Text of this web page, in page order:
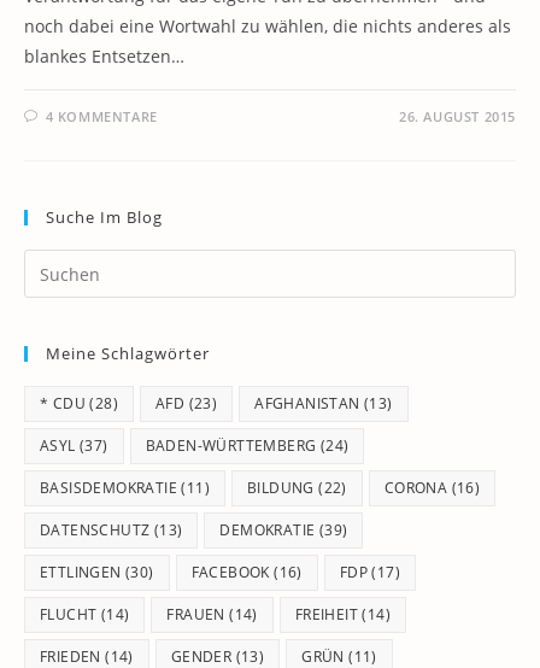
noch dabei eine Wortwahl zu wählen, die nichts anderes als
blankes Entsetzen…
4 KOMMENTARE 26. AUGUST 2015
Suche Im Blog
Meine Schlagwörter
* CDU (28) AFD (23) AFGHANISTAN (13)
ASYL (37) BADEN-WÜRTTEMBERG (24)
BASISDEMOKRATIE (11) BILDUNG (22) CORONA (16)
DATENSCHUTZ (13) DEMOKRATIE (39)
ETTLINGEN (30) FACEBOOK (16) FDP(17)
FLUCHT (14) FRAUEN (14) FREIHEIT(14)
FRIEDEN (14) GENDER (13) GRÜN (11)